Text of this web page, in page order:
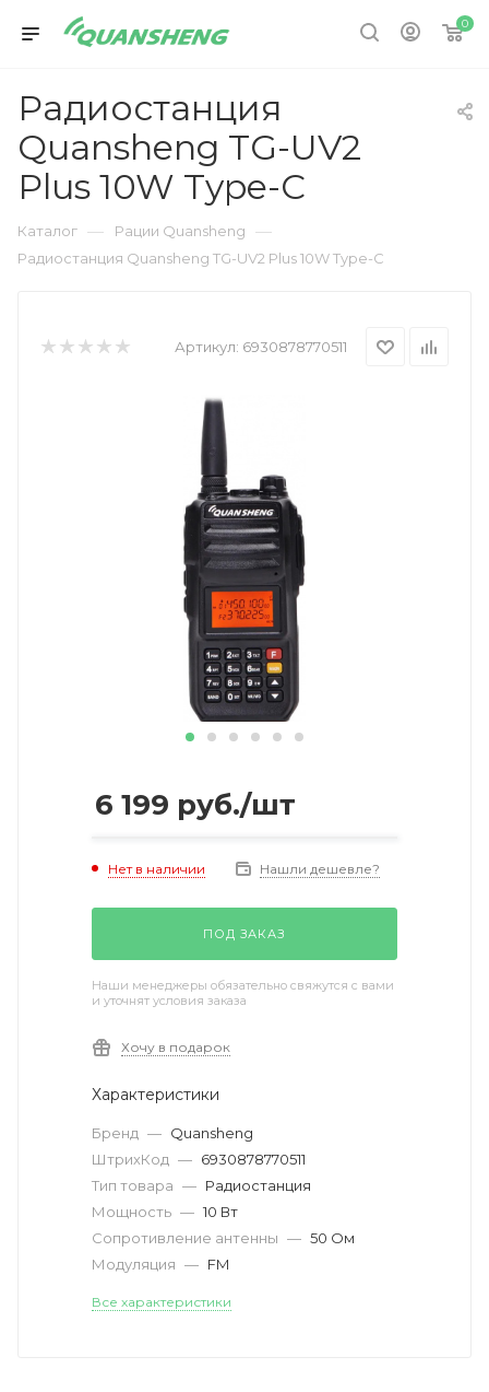
0
Радиостанция
Quansheng TG-UV2
Plus 10W Type-C
Каталог — Рации Quansheng —
Радиостанция Quansheng TG-UV2 Plus 10W Type-C
Артикул: 6930878770511
6 199 руб./шт
Нет в наличии Нашли дешевле?
ПОД ЗАКАЗ
Наши менеджеры обязательно свяжутся с вами
и уточнят условия заказа
Хочу в подарок
Характеристики
Бренд — Quansheng
ШтрихКод — 6930878770511
Тип товара — Радиостанция
Мощность — 10 Вт
Сопротивление антенны — 50 Ом
Модуляция — FM
Все характеристики